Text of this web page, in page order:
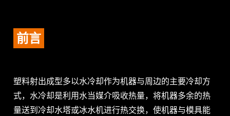
前言
塑料射出成型多以水冷却作为机器与周边的主要冷却方
式，水冷却是利用水当媒介吸收热量，将机器多余的热
量送到冷却水塔或冰水机进行热交换，使机器与模具能